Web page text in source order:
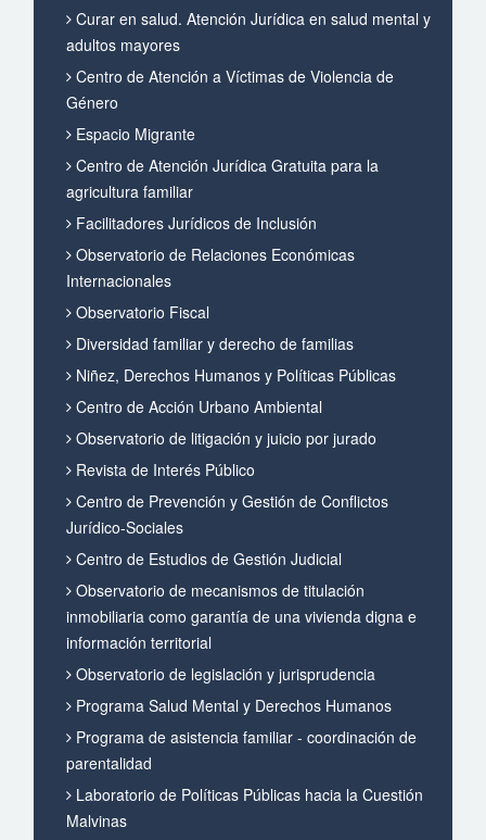
Curar en salud. Atención Jurídica en salud mental y
adultos mayores
Centro de Atención a Víctimas de Violencia de
Género
Espacio Migrante
Centro de Atención Jurídica Gratuita para la
agricultura familiar
Facilitadores Jurídicos de Inclusión
Observatorio de Relaciones Económicas
Internacionales
Observatorio Fiscal
Diversidad familiar y derecho de familias
Niñez, Derechos Humanos y Políticas Públicas
Centro de Acción Urbano Ambiental
Observatorio de litigación y juicio por jurado
Revista de Interés Público
Centro de Prevención y Gestión de Conflictos
Jurídico-Sociales
Centro de Estudios de Gestión Judicial
Observatorio de mecanismos de titulación
inmobiliaria como garantía de una vivienda digna e
información territorial
Observatorio de legislación y jurisprudencia
Programa Salud Mental y Derechos Humanos
Programa de asistencia familiar - coordinación de
parentalidad
Laboratorio de Políticas Públicas hacia la Cuestión
Malvinas